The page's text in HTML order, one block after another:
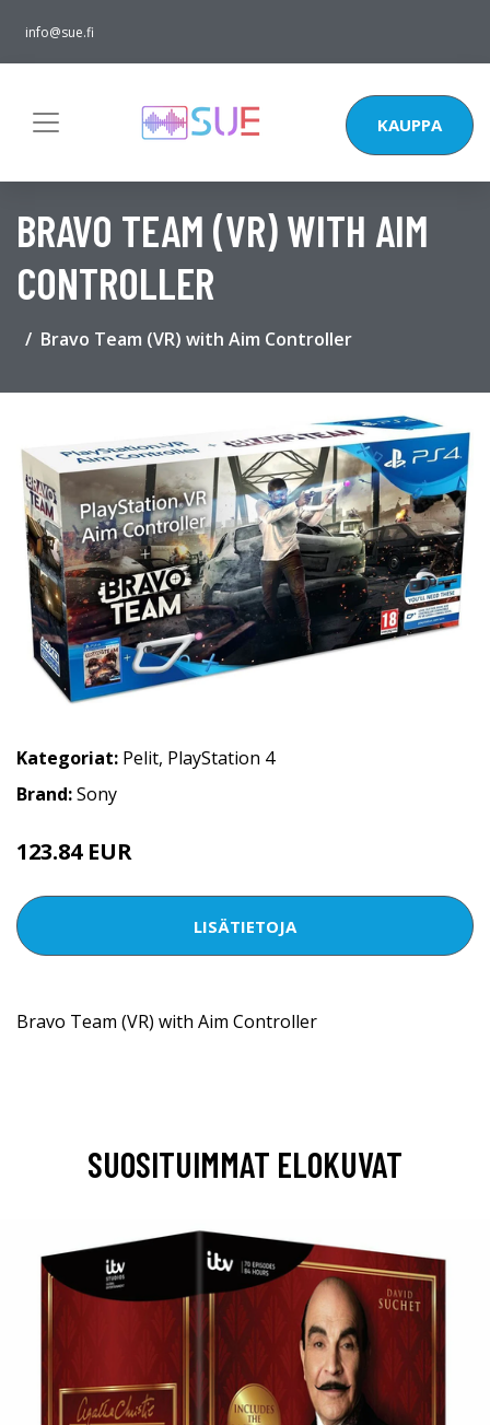
info@sue.fi
KAUPPA
BRAVO TEAM (VR) WITH AIM
CONTROLLER
Bravo Team (VR) with Aim Controller
Kategoriat: Pelit, PlayStation 4
Brand:Sony
123.84 EUR
LISÄTIETOJA
Bravo Team (VR) with Aim Controller
SUOSITUIMMAT ELOKUVAT